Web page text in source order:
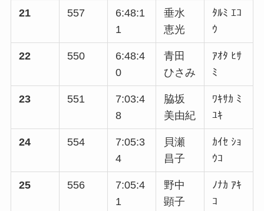
21 557
6:48:1
1
垂水
恵光
ﾀﾙﾐ ｴｺ
ｳ
22 550
6:48:4
0
青田
ひさみ
ｱｵﾀ ﾋｻ
ﾐ
23 551
7:03:4
8
脇坂
美由紀
ﾜｷｻｶ ﾐ
ﾕｷ
24 554
7:05:3
4
貝瀬
昌子
ｶｲｾ ｼｮ
ｳｺ
25 556
7:05:4
1
野中
顕子
ﾉﾅｶ ｱｷ
ｺ